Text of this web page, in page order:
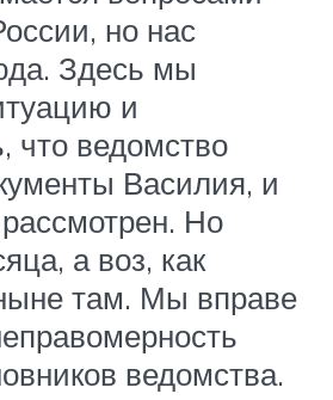
но нас
Здесь мы
и
что ведомство
Василия, и
Но
а воз, как
там. Мы вправе
ведомства.